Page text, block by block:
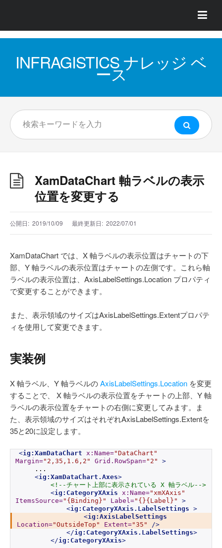
INFRAGISTICS ナレッジ ベ
ース
XamDataChart 軸ラベルの表示
位置を変更する
公開日: 2019/10/09 最終更新日: 2022/07/01
XamDataChart では、X 軸ラベルの表示位置はチャートの下
部、Y 軸ラベルの表示位置はチャートの左側です。これら軸
ラベルの表示位置は、AxisLabelSettings.Location プロパティ
で変更することができます。
また、表示領域のサイズはAxisLabelSettings.Extentプロパテ
ィを使用して変更できます。
実装例
X 軸ラベル、Y 軸ラベルのAxisLabelSettings.Location を変更
することで、 X 軸ラベルの表示位置をチャートの上部、Y 軸
ラベルの表示位置をチャートの右側に変更してみます。ま
た、表示領域のサイズはそれぞれAxisLabelSettings.Extentを
35と20に設定します。
<ig:XamDataChart x:Name="DataChart"
Margin="2,35,1.6,2" Grid.RowSpan="2"
>
    ...
<ig:XamDataChart.Axes>
<!--チャート上部に表示されている X 軸ラベル-->
<ig:CategoryXAxis x:Name="xmXAxis"
ItemsSource="{Binding}" Label="{}{Label}"
>
<ig:CategoryXAxis.LabelSettings >
<ig:AxisLabelSettings
Location="OutsideTop" Extent="35"
/>
</ig:CategoryXAxis.LabelSettings>
</ig:CategoryXAxis>